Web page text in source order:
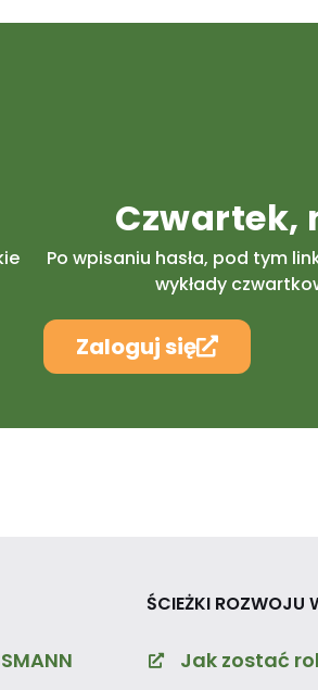
Czwartek,
Po wpisaniu hasła, pod tym
wykłady
Zaloguj się
ŚCIEŻKI ROZWOJU
Jak zostać